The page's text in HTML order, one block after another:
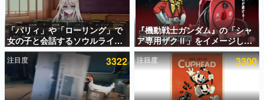
アプリセール情報
インタビュー
連載・特集一覧
殿堂入り記事
「パリィ」や「ローリング」で
女の子と会話するソウルライク
恋愛ゲーム『小早川さんはソウ
ルライク』無料公開。返事に失
敗すると「YOU DIED」
『機動戦士ガンダム』の「シャ
ア専用ザクⅡ」をイメージした
散水ホースリールが予約開始。
本体にはシャアのパーソナルマ
ークやジオン公国軍のエンブレ
ム、型式番号などを配置
注目度 3322 注目度 3300